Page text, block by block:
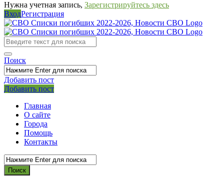
Нужна учетная запись, Зарегистрируйтесь здесь
ВходРегистрация
СВО
Списки
погибших
2022-
2026,
Новости
СВО
Поиск
Добавить пост
Мобильное
меню
Выйти
Добавить пост
Главная
О сайте
Города
Помощь
Контакты